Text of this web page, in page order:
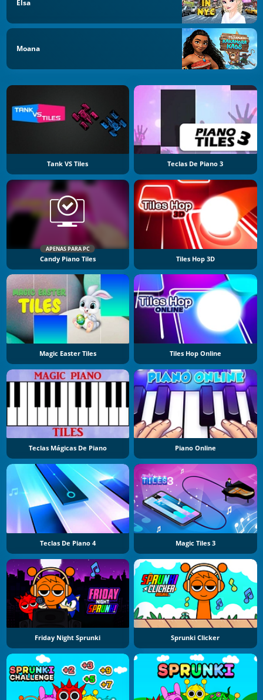
Elsa
Moana
Tank VS Tiles Teclas De Piano 3
APENAS PARA PC
Candy Piano Tiles Tiles Hop 3D
Magic Easter Tiles Tiles Hop Online
Teclas Mágicas De Piano Piano Online
Teclas De Piano 4 Magic Tiles 3
Friday Night Sprunki Sprunki Clicker